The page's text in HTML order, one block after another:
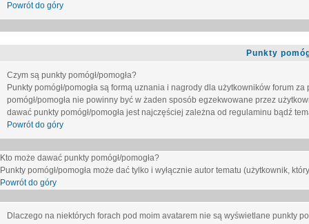
Powrót do góry
Punkty
Czym są punkty pomógł/pomogła?
Punkty pomógł/pomogła są formą uznania i nagrody dla użytkowników forum
pomógł/pomogła nie powinny być w żaden sposób egzekwowane przez
dawać punkty pomógł/pomogła jest najczęściej zależna od regulaminu bądź
Powrót do góry
Kto może dawać punkty pomógł/pomogła?
Punkty pomógł/pomogła może dać tylko i wyłącznie autor tematu (użytkownik,
Powrót do góry
Dlaczego na niektórych forach pod moim avatarem nie są wyświetlane punkty